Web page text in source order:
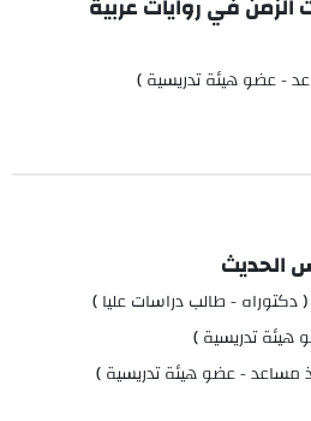
- عضو هيئة تدريسية )
الحديث
- طالب دراسات عليا )
هيئة تدريسية )
مساعد - عضو هيئة تدريسية )